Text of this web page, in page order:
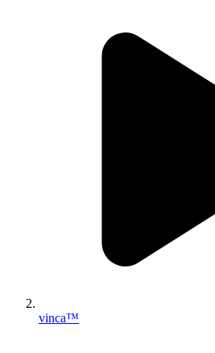
vinca™